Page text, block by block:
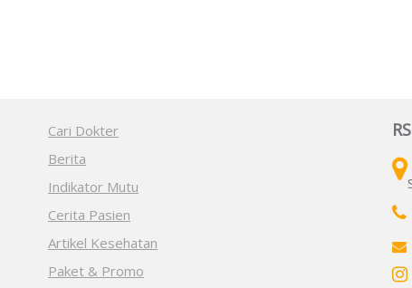
Cari Dokter
Berita
Indikator Mutu
Cerita Pasien
Artikel Kesehatan
Paket & Promo